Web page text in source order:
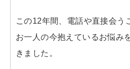
この12年間、電話や直接会う
お一人の今抱えているお悩み
きました。